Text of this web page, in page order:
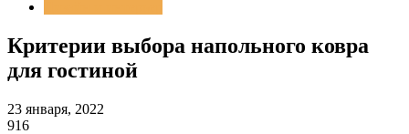
Критерии выбора напольного ковра
для гостиной
23 января, 2022
916